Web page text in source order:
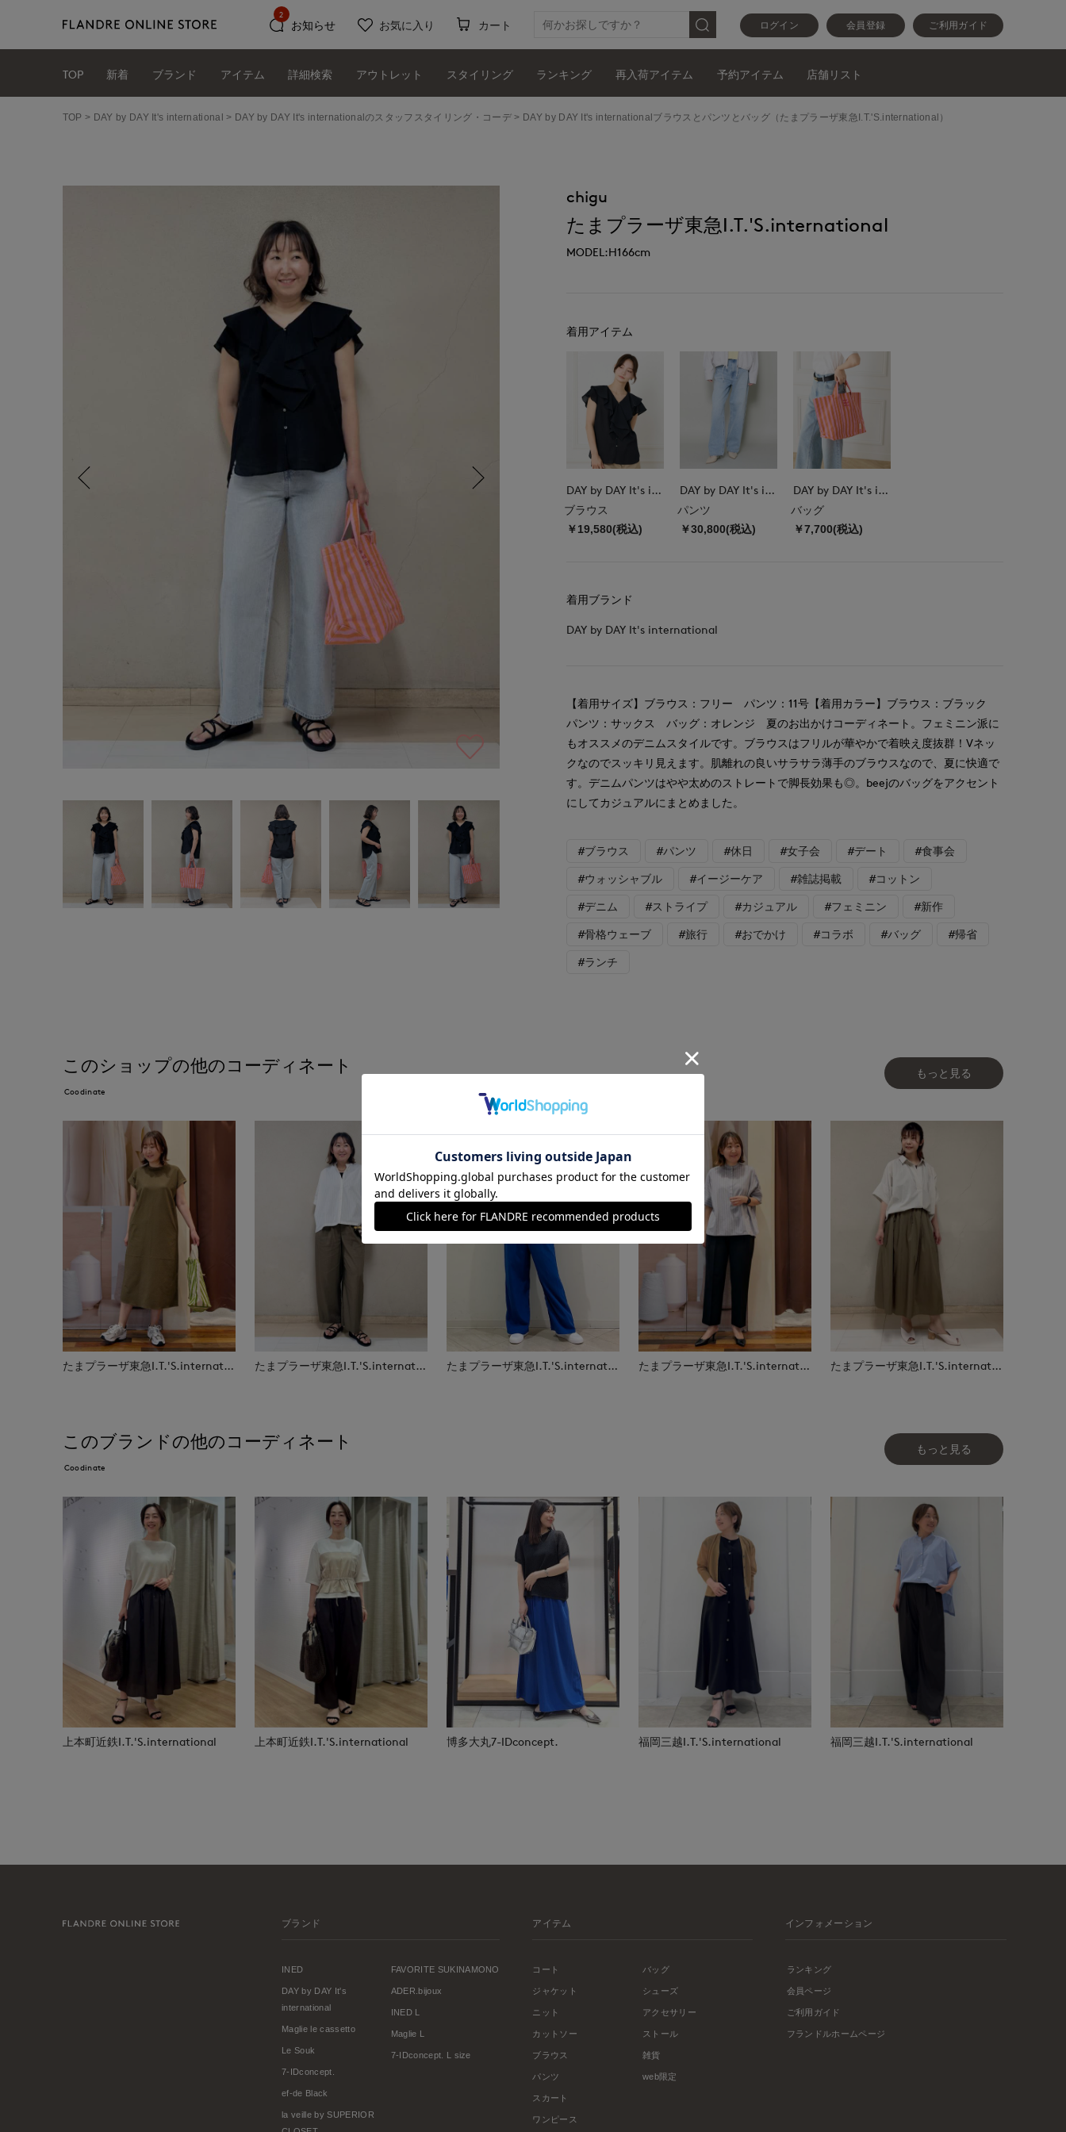
ログイン 会員登録 ご利用ガイド
お知らせ
2
お気に入り カート
TOP 新着 ブランド アイテム 詳細検索 アウトレット スタイリング ランキング 再入荷アイテム 予約アイテム 店舗リスト
TOP DAY by DAY It's international DAY by DAY It's internationalのスタッフスタイリング・コーデ DAY by DAY It's internationalブラウスとパンツとバッグ（たまプラーザ東急I.T.'S.international）
chigu
たまプラーザ東急I.T.'S.international
MODEL:H166cm
着用アイテム
DAY by DAY It's international
ブラウス
￥19,580(税込)
DAY by DAY It's international
パンツ
￥30,800(税込)
DAY by DAY It's international
バッグ
￥7,700(税込)
着用ブランド
DAY by DAY It's international
【着用サイズ】ブラウス：フリー パンツ：11号【着用カラー】ブラウス：ブラック
パンツ：サックス バッグ：オレンジ 夏のお出かけコーディネート。フェミニン派に
もオススメのデニムスタイルです。ブラウスはフリルが華やかで着映え度抜群！Vネッ
クなのでスッキリ見えます。肌離れの良いサラサラ薄手のブラウスなので、夏に快適で
す。デニムパンツはやや太めのストレートで脚長効果も◎。beejのバッグをアクセント
にしてカジュアルにまとめました。
#ブラウス #パンツ #休日 #女子会 #デート #食事会
#ウォッシャブル #イージーケア #雑誌掲載 #コットン
#デニム #ストライプ #カジュアル #フェミニン #新作
#骨格ウェーブ #旅行 #おでかけ #コラボ #バッグ #帰省
#ランチ
このショップの他のコーディネート
Coodinate
もっと見る
たまプラーザ東急I.T.'S.international たまプラーザ東急I.T.'S.international たまプラーザ東急I.T.'S.international たまプラーザ東急I.T.'S.international たまプラーザ東急I.T.'S.international
このブランドの他のコーディネート
Coodinate
もっと見る
上本町近鉄I.T.'S.international 上本町近鉄I.T.'S.international 博多大丸7-IDconcept. 福岡三越I.T.'S.international 福岡三越I.T.'S.international
ブランド
INED
DAY by DAY It's
international
Maglie le cassetto
Le Souk
7-IDconcept.
ef-de Black
la veille by SUPERIOR
FAVORITE SUKINAMONO
ADER.bijoux
INED L
Maglie L
7-IDconcept. L size
アイテム
コート
ジャケット
ニット
カットソー
ブラウス
パンツ
スカート
ワンピース
バッグ
シューズ
アクセサリー
ストール
雑貨
web限定
インフォメーション
ランキング
会員ページ
ご利用ガイド
フランドルホームページ